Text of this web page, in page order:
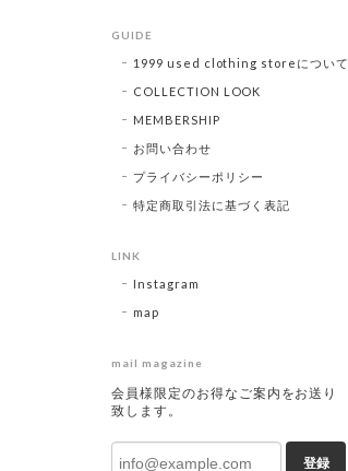
GUIDE
1999 used clothing storeについて
COLLECTION LOOK
MEMBERSHIP
お問い合わせ
プライバシーポリシー
特定商取引法に基づく表記
LINK
Instagram
map
mail magazine
会員様限定のお得なご案内をお送り
致します。
登録